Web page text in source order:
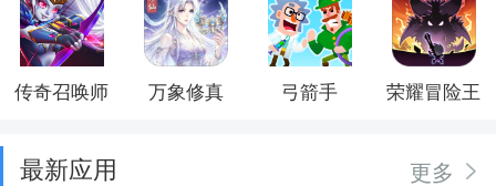
传奇召唤师 万象修真 弓箭手 荣耀冒险王
最新应用 更多